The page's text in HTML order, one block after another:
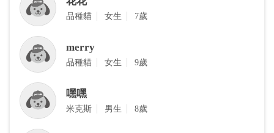
品種貓 女生 7歲
merry
品種貓 女生 9歲
嘿嘿
米克斯 男生 8歲